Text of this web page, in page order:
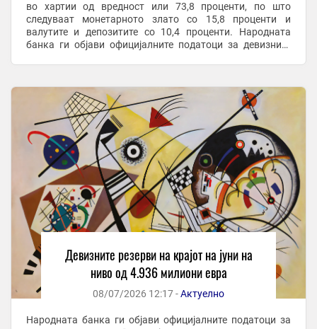
во хартии од вредност или 73,8 проценти, по што
следуваат монетарното злато со 15,8 проценти и
валутите и депозитите со 10,4 проценти. Народната
банка ги објави официјалните податоци за девизните
Девизните резерви на крајот на јуни на
ниво од 4.936 милиони евра
08/07/2026 12:17 -Актуелно
Народната банка ги објави официјалните податоци за